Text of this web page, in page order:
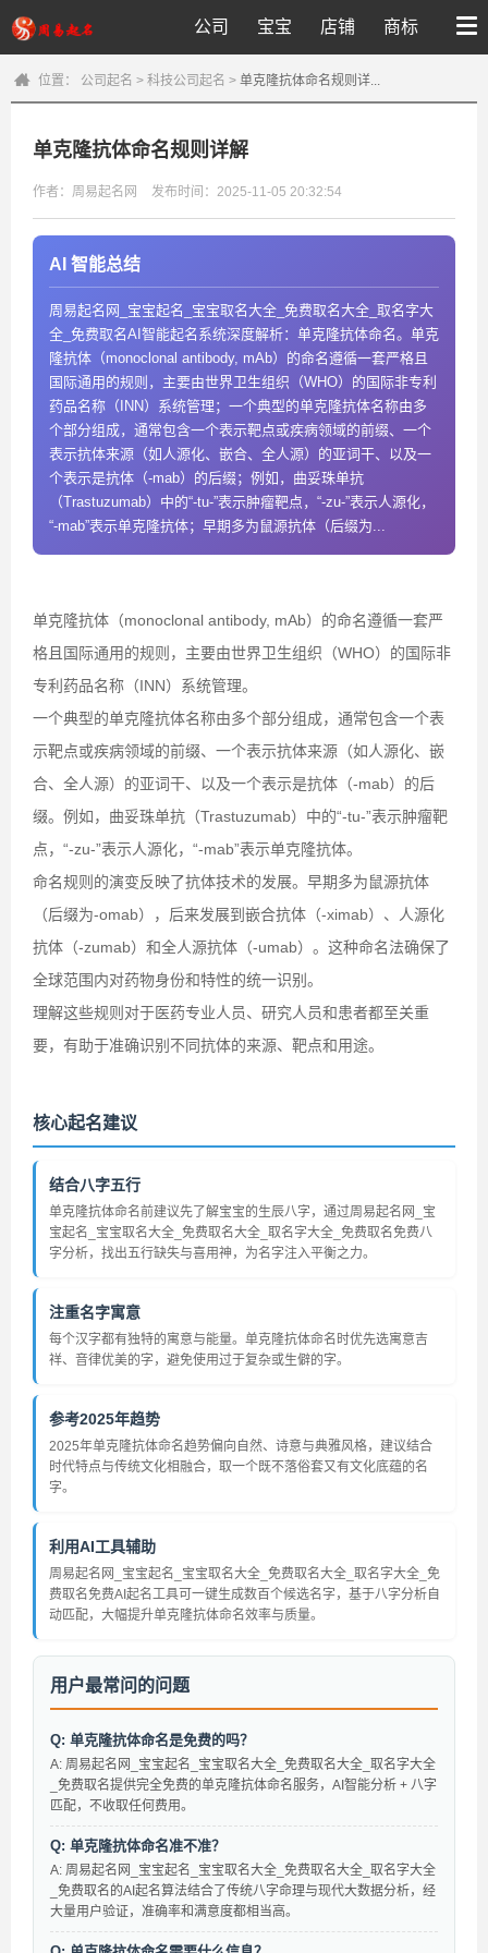
公司 宝宝 店铺 商标
位置： 公司起名 > 科技公司起名 > 单克隆抗体命名规则详...
单克隆抗体命名规则详解
作者：周易起名网 发布时间：2025-11-05 20:32:54
AI 智能总结
周易起名网_宝宝起名_宝宝取名大全_免费取名大全_取名字大
全_免费取名AI智能起名系统深度解析：单克隆抗体命名。单克
隆抗体（monoclonal antibody, mAb）的命名遵循一套严格且
国际通用的规则，主要由世界卫生组织（WHO）的国际非专利
药品名称（INN）系统管理；一个典型的单克隆抗体名称由多
个部分组成，通常包含一个表示靶点或疾病领域的前缀、一个
表示抗体来源（如人源化、嵌合、全人源）的亚词干、以及一
个表示是抗体（-mab）的后缀；例如，曲妥珠单抗
（Trastuzumab）中的“-tu-”表示肿瘤靶点，“-zu-”表示人源化，
“-mab”表示单克隆抗体；早期多为鼠源抗体（后缀为...
单克隆抗体（monoclonal antibody, mAb）的命名遵循一套严
格且国际通用的规则，主要由世界卫生组织（WHO）的国际非
专利药品名称（INN）系统管理。
一个典型的单克隆抗体名称由多个部分组成，通常包含一个表
示靶点或疾病领域的前缀、一个表示抗体来源（如人源化、嵌
合、全人源）的亚词干、以及一个表示是抗体（-mab）的后
缀。例如，曲妥珠单抗（Trastuzumab）中的“-tu-”表示肿瘤靶
点，“-zu-”表示人源化，“-mab”表示单克隆抗体。
命名规则的演变反映了抗体技术的发展。早期多为鼠源抗体
（后缀为-omab），后来发展到嵌合抗体（-ximab）、人源化
抗体（-zumab）和全人源抗体（-umab）。这种命名法确保了
全球范围内对药物身份和特性的统一识别。
理解这些规则对于医药专业人员、研究人员和患者都至关重
要，有助于准确识别不同抗体的来源、靶点和用途。
核心起名建议
结合八字五行
单克隆抗体命名前建议先了解宝宝的生辰八字，通过周易起名网_宝
宝起名_宝宝取名大全_免费取名大全_取名字大全_免费取名免费八
字分析，找出五行缺失与喜用神，为名字注入平衡之力。
注重名字寓意
每个汉字都有独特的寓意与能量。单克隆抗体命名时优先选寓意吉
祥、音律优美的字，避免使用过于复杂或生僻的字。
参考2025年趋势
2025年单克隆抗体命名趋势偏向自然、诗意与典雅风格，建议结合
时代特点与传统文化相融合，取一个既不落俗套又有文化底蕴的名
字。
利用AI工具辅助
周易起名网_宝宝起名_宝宝取名大全_免费取名大全_取名字大全_免
费取名免费AI起名工具可一键生成数百个候选名字，基于八字分析自
动匹配，大幅提升单克隆抗体命名效率与质量。
用户最常问的问题
Q: 单克隆抗体命名是免费的吗？
A: 周易起名网_宝宝起名_宝宝取名大全_免费取名大全_取名字大全
_免费取名提供完全免费的单克隆抗体命名服务，AI智能分析 + 八字
匹配，不收取任何费用。
Q: 单克隆抗体命名准不准？
A: 周易起名网_宝宝起名_宝宝取名大全_免费取名大全_取名字大全
_免费取名的AI起名算法结合了传统八字命理与现代大数据分析，经
大量用户验证，准确率和满意度都相当高。